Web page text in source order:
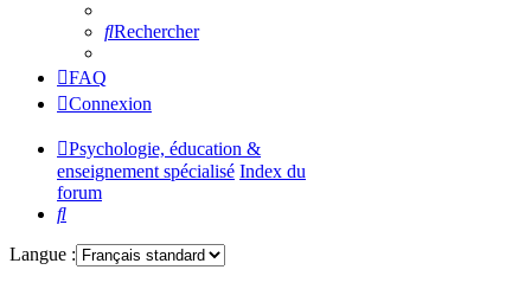
Rechercher
FAQ
Connexion
Psychologie, éducation &
enseignement spécialisé Index du
forum
Rechercher
Langue :